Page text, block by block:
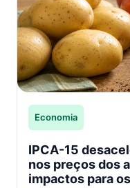
Economia
IPCA-15
nos preços dos
impactos para